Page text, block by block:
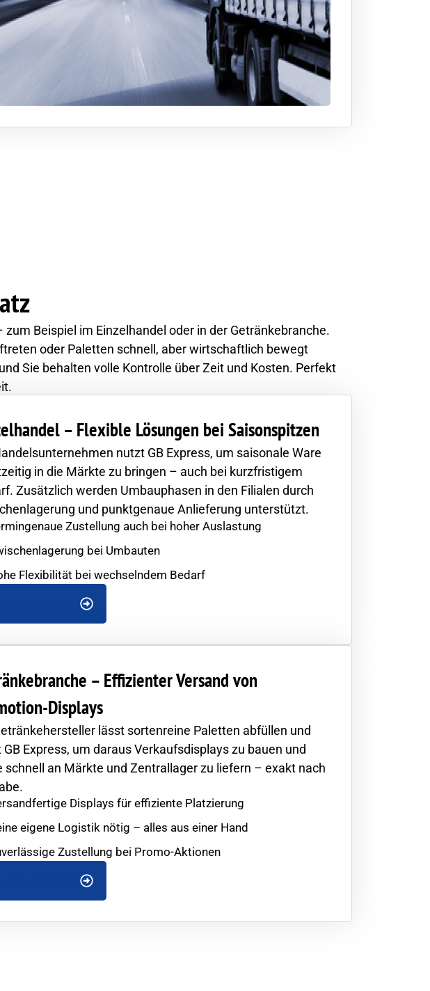
Beispiel im Einzelhandel oder in der Getränkebranche.
oder Paletten schnell, aber wirtschaftlich bewegt
Sie behalten volle Kontrolle über Zeit und Kosten. Perfekt
– Flexible Lösungen bei Saisonspitzen
nutzt GB Express, um saisonale Ware
in die Märkte zu bringen – auch bei kurzfristigem
Zusätzlich werden Umbauphasen in den Filialen durch
und punktgenaue Anlieferung unterstützt.
Zustellung auch bei hoher Auslastung
bei Umbauten
Flexibilität bei wechselndem Bedarf
– Effizienter Versand von
Displays
lässt sortenreine Paletten abfüllen und
GB Express, um daraus Verkaufsdisplays zu bauen und
schnell an Märkte und Zentrallager zu liefern – exakt nach
Displays für effiziente Platzierung
eigene Logistik nötig – alles aus einer Hand
Zustellung bei Promo-Aktionen